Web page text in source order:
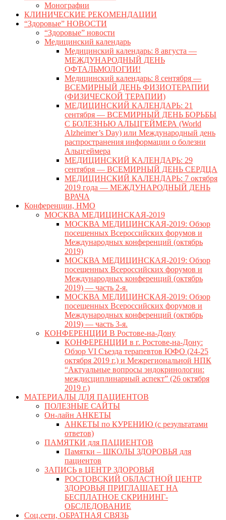
Монографии
КЛИНИЧЕСКИЕ РЕКОМЕНДАЦИИ
“Здоровые” НОВОСТИ
“Здоровые” новости
Медицинский календарь
Медицинский календарь: 8 августа —
МЕЖДУНАРОДНЫЙ ДЕНЬ
ОФТАЛЬМОЛОГИИ!
Медицинский календарь: 8 сентября —
ВСЕМИРНЫЙ ДЕНЬ ФИЗИОТЕРАПИИ
(ФИЗИЧЕСКОЙ ТЕРАПИИ)
МЕДИЦИНСКИЙ КАЛЕНДАРЬ: 21
сентября — ВСЕМИРНЫЙ ДЕНЬ БОРЬБЫ
С БОЛЕЗНЬЮ АЛЬЦГЕЙМЕРА (World
Alzheimer’s Day) или Международный день
распространения информации о болезни
Альцгеймера
МЕДИЦИНСКИЙ КАЛЕНДАРЬ: 29
сентября — ВСЕМИРНЫЙ ДЕНЬ СЕРДЦА
МЕДИЦИНСКИЙ КАЛЕНДАРЬ: 7 октября
2019 года — МЕЖДУНАРОДНЫЙ ДЕНЬ
ВРАЧА
Конференции, НМО
МОСКВА МЕДИЦИНСКАЯ-2019
МОСКВА МЕДИЦИНСКАЯ-2019: Обзор
посещенных Всероссийских форумов и
Международных конференций (октябрь
2019)
МОСКВА МЕДИЦИНСКАЯ-2019: Обзор
посещенных Всероссийских форумов и
Международных конференций (октябрь
2019) — часть 2-я.
МОСКВА МЕДИЦИНСКАЯ-2019: Обзор
посещенных Всероссийских форумов и
Международных конференций (октябрь
2019) — часть 3-я.
КОНФЕРЕНЦИИ В Ростове-на-Дону
КОНФЕРЕНЦИИ в г. Ростове-на-Дону:
Обзор VI Съезда терапевтов ЮФО (24-25
октября 2019 г.) и Межрегиональной НПК
“Актуальные вопросы эндокринологии:
междисциплинарный аспект” (26 октября
2019 г.)
МАТЕРИАЛЫ ДЛЯ ПАЦИЕНТОВ
ПОЛЕЗНЫЕ САЙТЫ
Он-лайн АНКЕТЫ
АНКЕТЫ по КУРЕНИЮ (с результатами
ответов)
ПАМЯТКИ для ПАЦИЕНТОВ
Памятки – ШКОЛЫ ЗДОРОВЬЯ для
пациентов
ЗАПИСЬ в ЦЕНТР ЗДОРОВЬЯ
РОСТОВСКИЙ ОБЛАСТНОЙ ЦЕНТР
ЗДОРОВЬЯ ПРИГЛАШАЕТ НА
БЕСПЛАТНОЕ СКРИНИНГ-
ОБСЛЕДОВАНИЕ
Соц.сети, ОБРАТНАЯ СВЯЗЬ